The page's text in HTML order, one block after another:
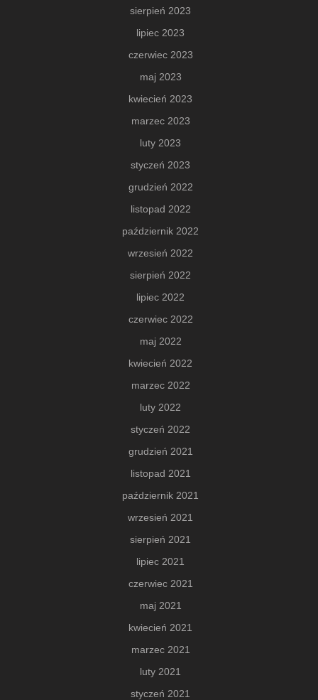
sierpień 2023
lipiec 2023
czerwiec 2023
maj 2023
kwiecień 2023
marzec 2023
luty 2023
styczeń 2023
grudzień 2022
listopad 2022
październik 2022
wrzesień 2022
sierpień 2022
lipiec 2022
czerwiec 2022
maj 2022
kwiecień 2022
marzec 2022
luty 2022
styczeń 2022
grudzień 2021
listopad 2021
październik 2021
wrzesień 2021
sierpień 2021
lipiec 2021
czerwiec 2021
maj 2021
kwiecień 2021
marzec 2021
luty 2021
styczeń 2021